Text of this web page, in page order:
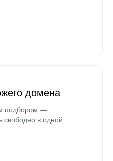
домена
подбором —
свободно в одной